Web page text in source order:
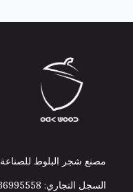
مصنع شجر البلوط للصناعة
السجل التجاري: 7036995558